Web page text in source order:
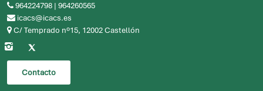
964224798|964260565
icacs@icacs.es
C/ Temprado nº15, 12002 Castellón